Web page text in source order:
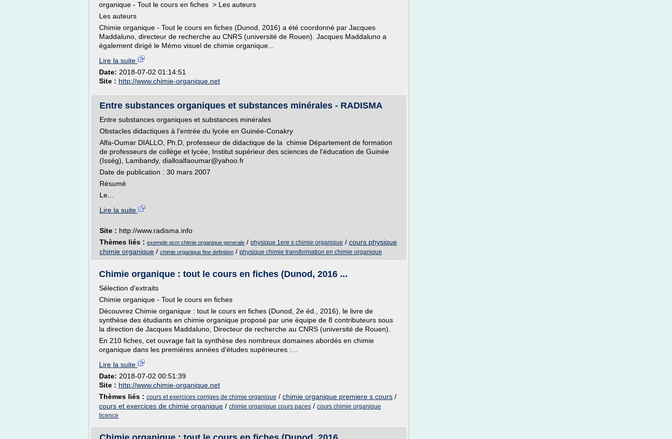
organique - Tout le cours en fiches > Les auteurs
Les auteurs
Chimie organique - Tout le cours en fiches (Dunod, 2016) a été coordonné par Jacques
Maddaluno, directeur de recherche au CNRS (université de Rouen). Jacques Maddaluno a
également dirigé le Mémo visuel de chimie organique...
Lire la suite
Date: 2018-07-02 01:14:51
Site : http://www.chimie-organique.net
Entre substances organiques et substances minérales - RADISMA
Entre substances organiques et substances minérales
Obstacles didactiques à l'entrée du lycée en Guinée-Conakry
Alfa-Oumar DIALLO, Ph.D, professeur de didactique de la chimie Département de formation
de professeurs de collège et lycée, Institut supérieur des sciences de l'éducation de Guinée
(Isség), Lambandy, dialloalfaoumar@yahoo.fr
Date de publication : 30 mars 2007
Résumé
Le...
Lire la suite
Site : http://www.radisma.info
Thèmes liés : exemple qcm chimie organique generale / physique 1ere s chimie organique / cours physique
chimie organique / chimie organique fine definition / physique chimie transformation en chimie organique
Chimie organique : tout le cours en fiches (Dunod, 2016 ...
Sélection d'extraits
Chimie organique - Tout le cours en fiches
Découvrez Chimie organique : tout le cours en fiches (Dunod, 2e éd., 2016), le livre de
synthèse des étudiants en chimie organique proposé par une équipe de 8 contributeurs sous
la direction de Jacques Maddaluno, Directeur de recherche au CNRS (université de Rouen).
En 210 fiches, cet ouvrage fait la synthèse des nombreux domaines abordés en chimie
organique dans les premières années d'études supérieures :...
Lire la suite
Date: 2018-07-02 00:51:39
Site : http://www.chimie-organique.net
Thèmes liés : cours et exercices corriges de chimie organique / chimie organique premiere s cours /
cours et exercices de chimie organique / chimie organique cours paces / cours chimie organique
licence